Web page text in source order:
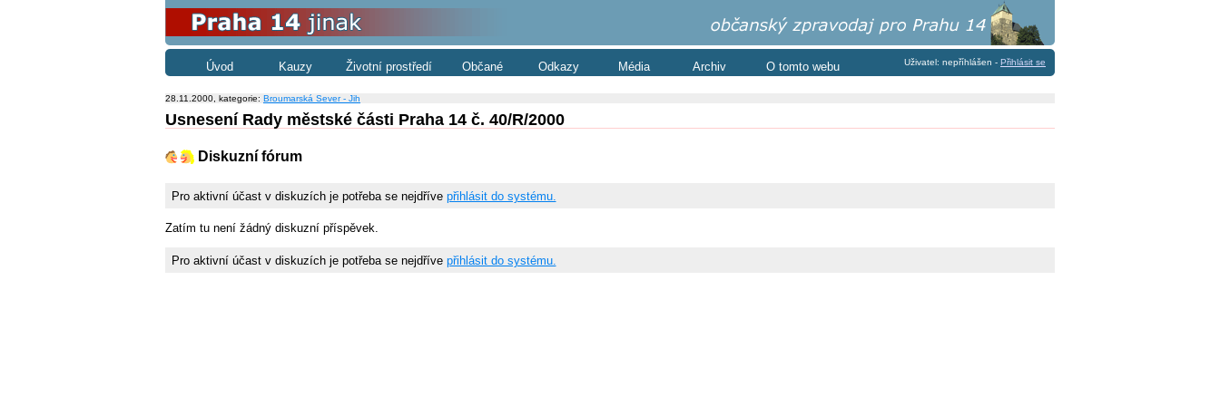
Úvod Kauzy Životní prostředí Občané Odkazy Média Archiv O tomto webu
28.11.2000, kategorie: Broumarská Sever - Jih
Usnesení Rady městské části Praha 14 č. 40/R/2000
Diskuzní fórum
Pro aktivní účast v diskuzích je potřeba se nejdříve přihlásit do systému.
Zatím tu není žádný diskuzní příspěvek.
Pro aktivní účast v diskuzích je potřeba se nejdříve přihlásit do systému.
Uživatel: nepříhlášen - Přihlásit se